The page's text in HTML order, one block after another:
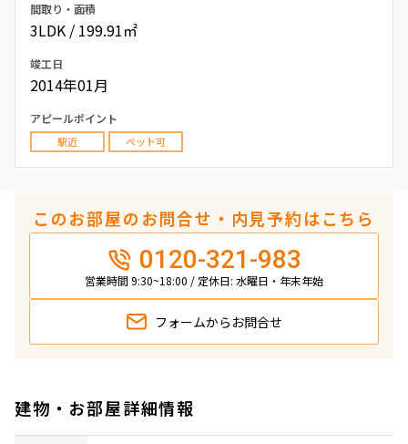
間取り・面積
3LDK / 199.91㎡
竣工日
2014年01月
アピールポイント
駅近 ペット可
このお部屋のお問合せ・内見予約はこちら
0120-321-983
営業時間 9:30~18:00 / 定休日: 水曜日・年末年始
フォームから お問合せ
建物・お部屋詳細情報